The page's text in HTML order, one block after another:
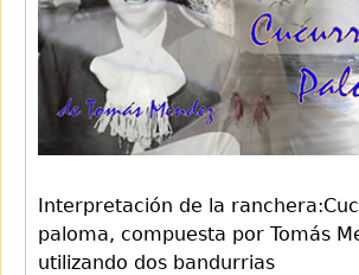
Interpretación de la
paloma, compuesta por Tomás
utilizando dos bandurrias